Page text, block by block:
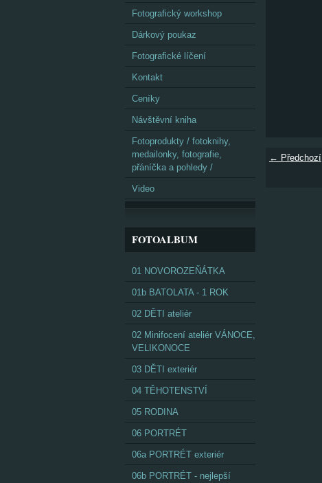
← Předchozí
Fotografický workshop
Dárkový poukaz
Fotografické líčení
Kontakt
Ceníky
Návštěvní kniha
Fotoprodukty / fotoknihy,
medailonky, fotografie,
přáníčka a pohledy /
Video
FOTOALBUM
01 NOVOROZEŇÁTKA
01b BATOLATA - 1 ROK
02 DĚTI ateliér
02 Minifocení ateliér VÁNOCE,
VELIKONOCE
03 DĚTI exteriér
04 TĚHOTENSTVÍ
05 RODINA
06 PORTRÉT
06a PORTRÉT exteriér
06b PORTRÉT - nejlepší